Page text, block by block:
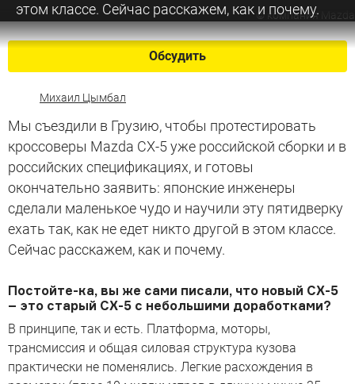
этом классе. Сейчас расскажем, как и почему.
© компания Mazda
Обсудить
Михаил Цымбал
Мы съездили в Грузию, чтобы протестировать
кроссоверы Mazda CX-5 уже российской сборки и в
российских спецификациях, и готовы
окончательно заявить: японские инженеры
сделали маленькое чудо и научили эту пятидверку
ехать так, как не едет никто другой в этом классе.
Сейчас расскажем, как и почему.
Постойте-ка, вы же сами писали, что новый CX-5
– это старый CX-5 с небольшими доработками?
В принципе, так и есть. Платформа, моторы,
трансмиссия и общая силовая структура кузова
практически не поменялись. Легкие расхождения в